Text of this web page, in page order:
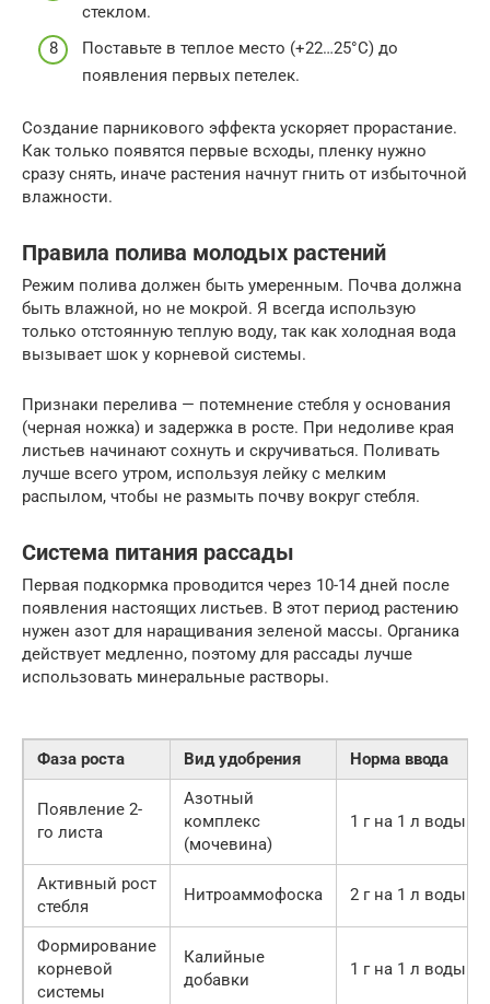
стеклом.
Поставьте в теплое место (+22…25°C) до
появления первых петелек.
Создание парникового эффекта ускоряет прорастание.
Как только появятся первые всходы, пленку нужно
сразу снять, иначе растения начнут гнить от избыточной
влажности.
Правила полива молодых растений
Режим полива должен быть умеренным. Почва должна
быть влажной, но не мокрой. Я всегда использую
только отстоянную теплую воду, так как холодная вода
вызывает шок у корневой системы.
Признаки перелива — потемнение стебля у основания
(черная ножка) и задержка в росте. При недоливе края
листьев начинают сохнуть и скручиваться. Поливать
лучше всего утром, используя лейку с мелким
распылом, чтобы не размыть почву вокруг стебля.
Система питания рассады
Первая подкормка проводится через 10-14 дней после
появления настоящих листьев. В этот период растению
нужен азот для наращивания зеленой массы. Органика
действует медленно, поэтому для рассады лучше
использовать минеральные растворы.
Фаза роста Вид удобрения Норма ввода
Появление 2-
го листа
Азотный
комплекс
(мочевина)
1 г на 1 л воды
Активный рост
стебля
Нитроаммофоска 2 г на 1 л воды
Формирование
корневой
системы
Калийные
добавки
1 г на 1 л воды